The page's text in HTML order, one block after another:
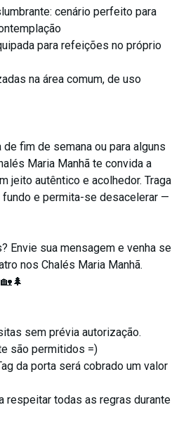
cenário perfeito para
para refeições no próprio
na área comum, de uso
de fim de semana ou para alguns
Maria Manhã te convida a
jeito autêntico e acolhedor. Traga
fundo e permita-se desacelerar —
Envie sua mensagem e venha se
nos Chalés Maria Manhã.
sem prévia autorização.
são permitidos =)
da porta será cobrado um valor
respeitar todas as regras durante